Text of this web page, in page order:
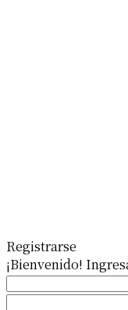
Registrarse
¡Bienvenido!